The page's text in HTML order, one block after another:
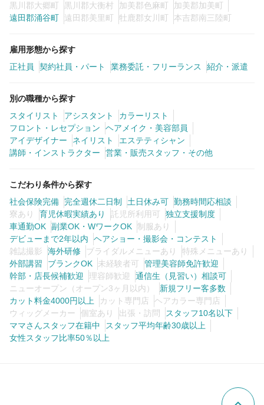
黒川郡大郷町
黒川郡大衡村 加美郡色麻町
加美郡加美町
遠田郡涌谷町
遠田郡美里町 牡鹿郡女川町 本吉郡南三陸町
雇用形態から探す
正社員
契約社員・パート 業務委託・フリーランス 紹介・派遣
別の職種から探す
スタイリスト
アシスタント
カラーリスト
フロント・レセプション
ヘアメイク・美容部員
アイデザイナー
ネイリスト
エステティシャン
講師・インストラクター
営業・販売スタッフ・その他
こだわり条件から探す
社会保険完備
完全週休二日制 土日休み可 勤務時間応相談
寮あり
育児休暇実績あり 託児所利用可
独立支援制度
車通勤OK 副業OK・WワークOK 制服あり
デビューまで2年以内
ヘアショー・撮影会・コンテスト
雑誌撮影
海外研修 ブライダルメニューあり
特殊メニューあり
外部講習
ブランクOK 未経験者可
管理美容師免許歓迎
幹部・店長候補歓迎
理容師歓迎
通信生（見習い）相談可
ニューオープン（オープン3ヶ月以内）
新規フリー客多数
カット料金4000円以上
カット専門店
ヘアカラー専門店
ウィッグメーカー
個室あり 出張・訪問
スタッフ10名以下
ママさんスタッフ在籍中
スタッフ平均年齢30歳以上
女性スタッフ比率50％以上